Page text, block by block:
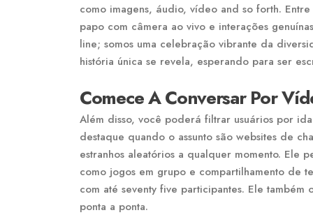
como imagens, áudio, vídeo and so forth.
papo com câmera ao vivo e interações
line; somos uma celebração vibrante da
história única se revela, esperando para ser
Comece A Conversar Por
Além disso, você poderá filtrar usuários por
destaque quando o assunto são websites de
estranhos aleatórios a qualquer momento. Ele
como jogos em grupo e compartilhamento de
com até seventy five participantes. Ele
ponta a ponta.